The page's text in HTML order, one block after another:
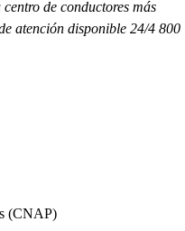
de conductores más
atención disponible 24/4 800
(CNAP)